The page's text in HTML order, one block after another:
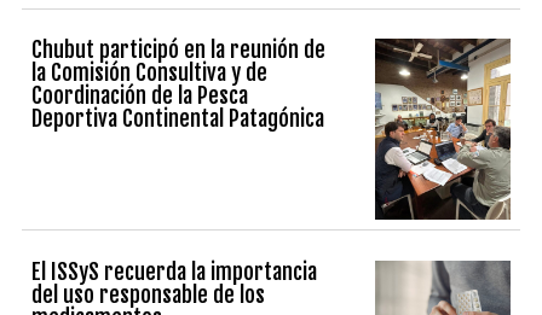
Chubut participó en la reunión de
la Comisión Consultiva y de
Coordinación de la Pesca
Deportiva Continental Patagónica
El ISSyS recuerda la importancia
del uso responsable de los